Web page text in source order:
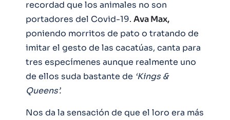
recordad que los animales no son
portadores del Covid-19. Ava Max,
poniendo morritos de pato o tratando de
imitar el gesto de las cacatúas, canta para
tres especímenes aunque realmente uno
de ellos suda bastante de ‘Kings &
Queens’.
Nos da la sensación de que el loro era más